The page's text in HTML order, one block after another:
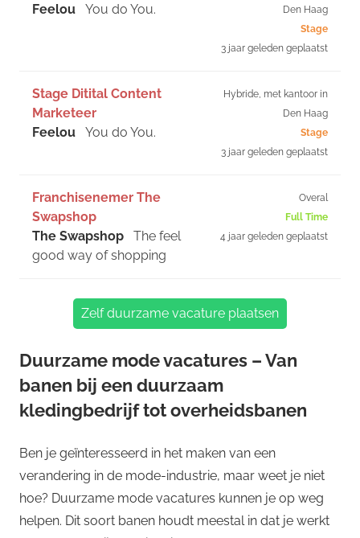
Feelou
You do You.
Den Haag
Stage
3 jaar geleden geplaatst
Stage Ditital Content
Marketeer
Feelou
You do You.
Hybride, met kantoor in
Den Haag
Stage
3 jaar geleden geplaatst
Franchisenemer The
Swapshop
The Swapshop
The feel
good way of shopping
Overal
Full Time
4 jaar geleden geplaatst
Zelf duurzame vacature plaatsen
Duurzame mode vacatures – Van
banen bij een duurzaam
kledingbedrijf tot overheidsbanen
Ben je geïnteresseerd in het maken van een
verandering in de mode-industrie, maar weet je niet
hoe? Duurzame mode vacatures kunnen je op weg
helpen. Dit soort banen houdt meestal in dat je werkt